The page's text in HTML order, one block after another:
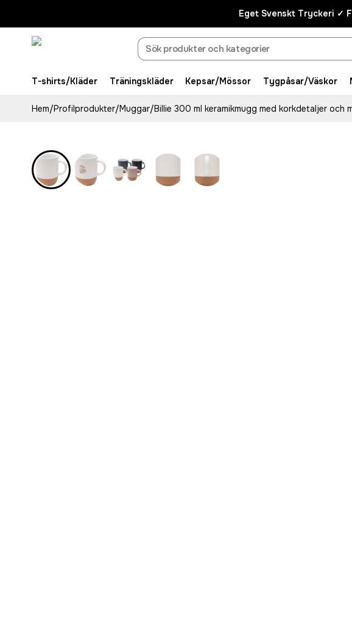
Eget Svenskt Tryckeri ✓
T-shirts/Kläder Träningskläder Kepsar/Mössor Tygpåsar/Väskor
Hem/Profilprodukter/Muggar/Billie 300 ml keramikmugg med korkdetaljer och